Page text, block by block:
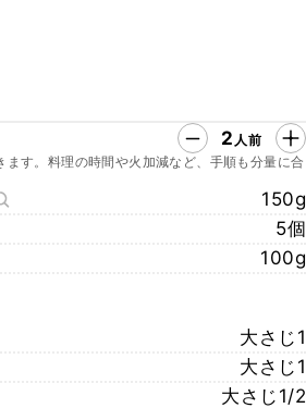
2 人前
ます。料理の時間や火加減など、手順も分量に合
150g
5個
100g
大さじ1
大さじ1
大さじ1/2